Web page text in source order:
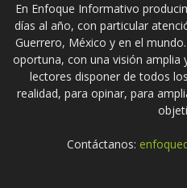
En Enfoque Informativo
días al año, con particular
Guerrero, México y en el
oportuna, con una visión amplia
lectores disponer de todos
realidad, para opinar, para
Contáctanos: